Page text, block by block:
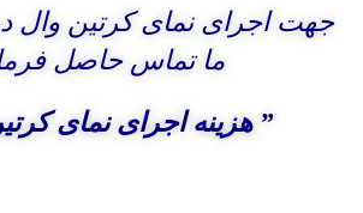
جهت اجرای نمای کرتین وال
ما تماس حاصل
” هزینه اجرای نمای